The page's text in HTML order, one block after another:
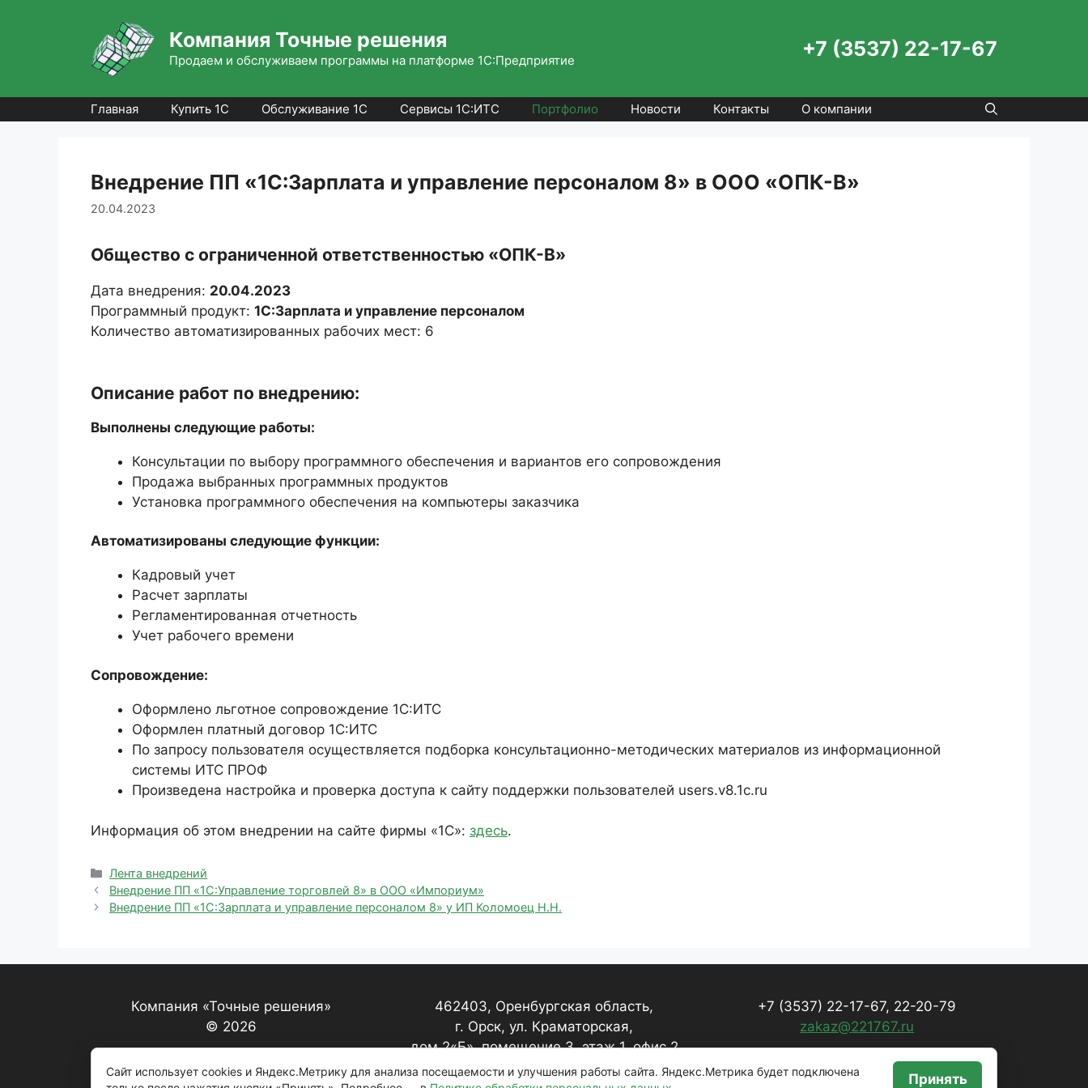
содержимому
Компания Точные решения
Продаем и обслуживаем программы на платформе 1С:Предприятие +7 (3537) 22-17-67
Главная Купить 1С Обслуживание 1С Сервисы 1С:ИТС Портфолио Новости Контакты О компании
Внедрение ПП «1С:Зарплата и управление персоналом 8» в ООО «ОПК-В»
20.04.2023
Общество с ограниченной ответственностью «ОПК-В»
Дата внедрения: 20.04.2023
Программный продукт: 1С:Зарплата и управление персоналом
Количество автоматизированных рабочих мест: 6
Описание работ по внедрению:
Выполнены следующие работы:
Консультации по выбору программного обеспечения и вариантов его сопровождения
Продажа выбранных программных продуктов
Установка программного обеспечения на компьютеры заказчика
Автоматизированы следующие функции:
Кадровый учет
Расчет зарплаты
Регламентированная отчетность
Учет рабочего времени
Сопровождение:
Оформлено льготное сопровождение 1С:ИТС
Оформлен платный договор 1С:ИТС
По запросу пользователя осуществляется подборка консультационно-методических материалов из информационной
системы ИТС ПРОФ
Произведена настройка и проверка доступа к сайту поддержки пользователей users.v8.1c.ru
Информация об этом внедрении на сайте фирмы «1С»: здесь.
Рубрики
Лента внедрений
Внедрение ПП «1С:Управление торговлей 8» в ООО «Импориум»
Внедрение ПП «1С:Зарплата и управление персоналом 8» у ИП Коломоец Н.Н.
Компания «Точные решения»
© 2026
462403, Оренбургская область,
г. Орск, ул. Краматорская,
дом 2«Б», помещение 3, этаж 1, офис 2
+7 (3537) 22-17-67, 22-20-79
zakaz@221767.ru
Сайт использует cookies и Яндекс.Метрику для анализа посещаемости и улучшения работы сайта. Яндекс.Метрика будет подключена
Принять